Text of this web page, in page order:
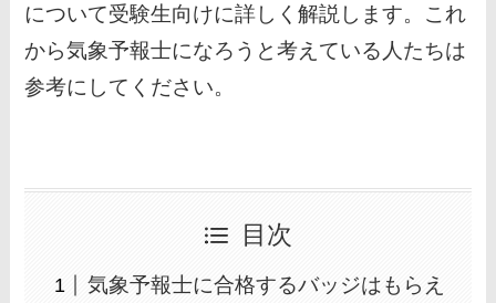
について受験生向けに詳しく解説します。これ
から気象予報士になろうと考えている人たちは
参考にしてください。
目次
気象予報士に合格するバッジはもらえ